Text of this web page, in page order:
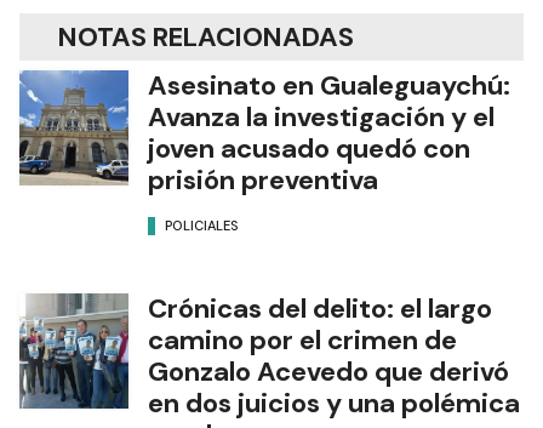
NOTAS RELACIONADAS
Asesinato en Gualeguaychú:
Avanza la investigación y el
joven acusado quedó con
prisión preventiva
POLICIALES
Crónicas del delito: el largo
camino por el crimen de
Gonzalo Acevedo que derivó
en dos juicios y una polémica